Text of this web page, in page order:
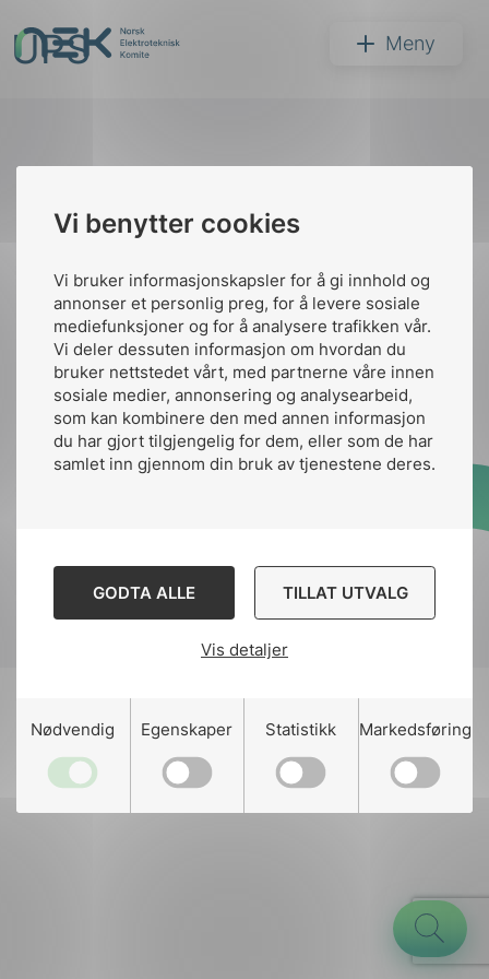
Vi benytter cookies
Vi bruker informasjonskapsler for å gi innhold og
annonser et personlig preg, for å levere sosiale
mediefunksjoner og for å analysere trafikken vår.
Vi deler dessuten informasjon om hvordan du
bruker nettstedet vårt, med partnerne våre innen
sosiale medier, annonsering og analysearbeid,
som kan kombinere den med annen informasjon
du har gjort tilgjengelig for dem, eller som de har
samlet inn gjennom din bruk av tjenestene deres.
GODTA ALLE TILLAT UTVALG
Vis detaljer
Nødvendig Egenskaper Statistikk Markedsføring
til
innhold
NEK Meny
Søk
UPS
Kontakt oss
Ansatte
nek@nek.no
Kontakt
Bruk av Cookies